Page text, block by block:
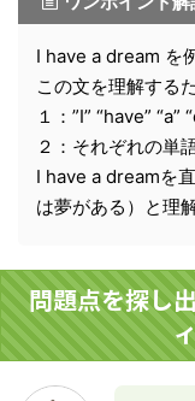
I have a dream を
この文を理解する
１：”I” “have”
２：それぞれの単
I have a dreamを
は夢がある）と理
問題点を探し